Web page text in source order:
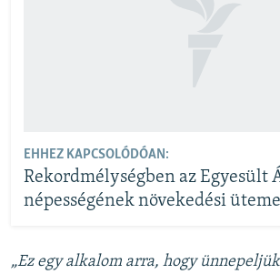
EHHEZ KAPCSOLÓDÓAN:
Rekordmélységben az Egyesült
népességének növekedési üteme
„Ez egy alkalom arra, hogy ünnepeljük